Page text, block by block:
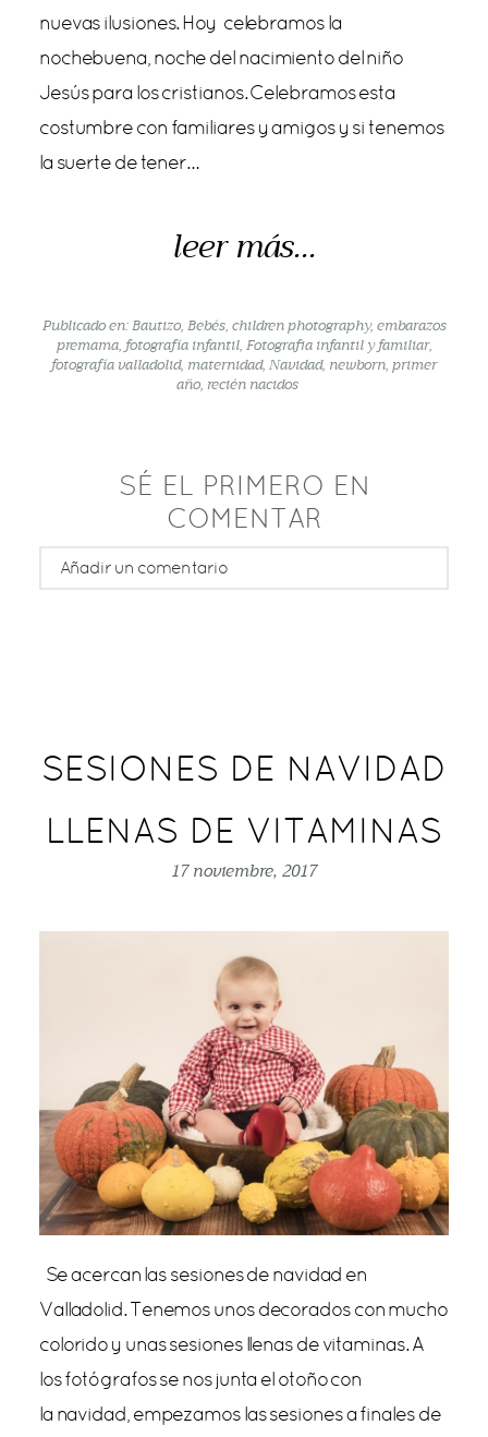
nuevas ilusiones. Hoy celebramos la
nochebuena, noche del nacimiento del niño
Jesús para los cristianos. Celebramos esta
costumbre con familiares y amigos y si tenemos
la suerte de tener…
leer más...
Publicado en:Bautizo,Bebés,children photography,embarazos
premama,fotografía infantil,Fotografia infantil y familiar,
fotografía valladolid, maternidad,Navidad, newborn,primer
año, recién nacidos
SÉ EL PRIMERO EN
COMENTAR
Añadir un comentario
SESIONES DE NAVIDAD
LLENAS DE VITAMINAS
17 noviembre, 2017
Se acercan las sesiones de navidad en
Valladolid. Tenemos unos decorados con mucho
colorido y unas sesiones llenas de vitaminas. A
los fotógrafos se nos junta el otoño con
la navidad, empezamos las sesiones a finales de